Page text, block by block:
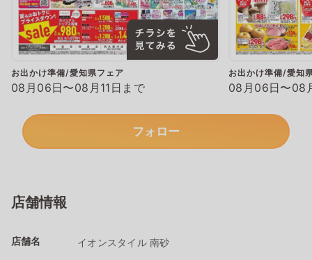
お出かけ準備/愛知県フェア
08月06日〜08月11日まで
お出かけ準備/愛知
08月06日〜08
フォロー
店舗情報
店舗名 イオンスタイル 南砂